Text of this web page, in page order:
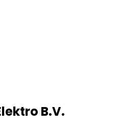
B.V.